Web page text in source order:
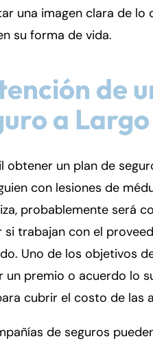
una imagen clara de lo
su forma de vida.
de
a
obtener un plan de
con lesiones de
probablemente será
si trabajan con el
Uno de los objetivos
un premio o acuerdo lo
cubrir el costo de las
de seguros